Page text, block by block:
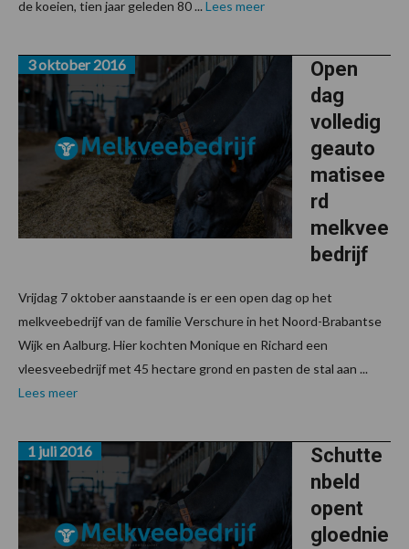
de koeien, tien jaar geleden 80 ... Lees meer
Open
dag
volledig
geauto
matisee
rd
melkvee
bedrijf
3 oktober 2016
Vrijdag 7 oktober aanstaande is er een open dag op het
melkveebedrijf van de familie Verschure in het Noord-Brabantse
Wijk en Aalburg. Hier kochten Monique en Richard een
vleesveebedrijf met 45 hectare grond en pasten de stal aan ...
Lees meer
Schutte
nbeld
opent
gloednie
1 juli 2016